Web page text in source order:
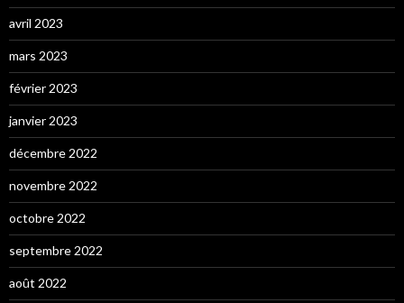
avril 2023
mars 2023
février 2023
janvier 2023
décembre 2022
novembre 2022
octobre 2022
septembre 2022
août 2022